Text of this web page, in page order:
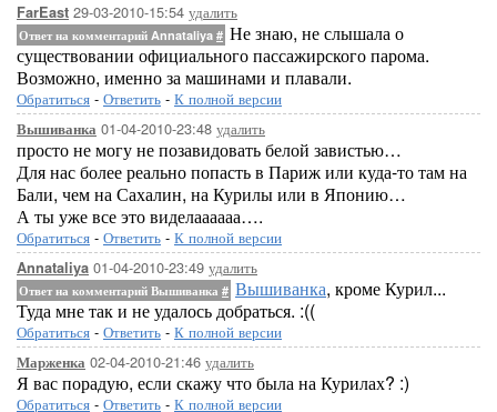
FarEast 29-03-2010-15:54 удалить
Ответ на комментарий Annataliya # Не знаю, не слышала о
существовании официального пассажирского парома.
Возможно, именно за машинами и плавали.
Обратиться - Ответить - К полной версии
Вышиванка 01-04-2010-23:48 удалить
просто не могу не позавидовать белой завистью…
Для нас более реально попасть в Париж или куда-то там на
Бали, чем на Сахалин, на Курилы или в Японию…
А ты уже все это виделаааааа….
Обратиться - Ответить - К полной версии
Annataliya 01-04-2010-23:49 удалить
Ответ на комментарий Вышиванка # Вышиванка, кроме Курил...
Туда мне так и не удалось добраться. :((
Обратиться - Ответить - К полной версии
Марженка 02-04-2010-21:46 удалить
Я вас порадую, если скажу что была на Курилах? :)
Обратиться - Ответить - К полной версии